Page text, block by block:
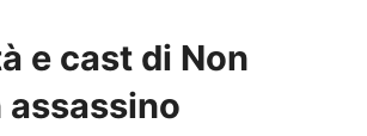
e cast di Non
assassino